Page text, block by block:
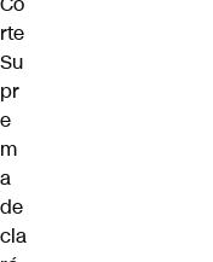
rte
Su
pr
e
m
a
de
cla